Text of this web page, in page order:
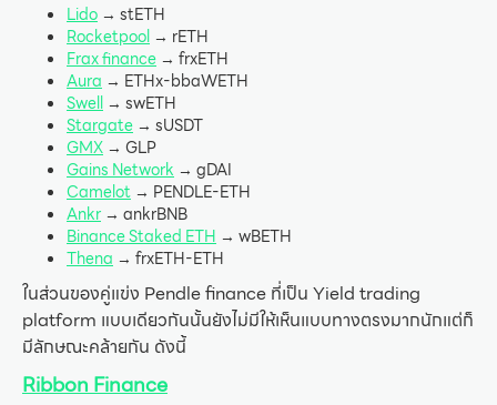
Lido → stETH
Rocketpool → rETH
Frax finance → frxETH
Aura → ETHx-bbaWETH
Swell → swETH
Stargate → sUSDT
GMX → GLP
Gains Network → gDAI
Camelot → PENDLE-ETH
Ankr → ankrBNB
Binance Staked ETH → wBETH
Thena → frxETH-ETH
ในส่วนของคู่แข่ง Pendle finance ที่เป็น Yield trading
platform แบบเดียวกันนั้นยังไม่มีให้เห็นแบบทางตรงมากนักแต่ก็
มีลักษณะคล้ายกัน ดังนี้
Ribbon Finance